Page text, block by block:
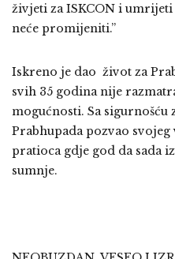
živjeti za ISKCON i umrijeti
neće promijeniti.”
Iskreno je dao život za
svih 35 godina nije
mogućnosti. Sa sigurnošću
Prabhupada pozvao
pratioca gdje god da sada
sumnje.